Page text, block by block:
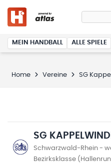
MEIN HANDBALL ALLE SPIELE
Home Vereine SG
SG
Schwarzwald-Rhein -
Bezirksklasse